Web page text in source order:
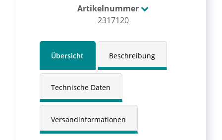
Artikelnummer
2317120
Übersicht Beschreibung
Technische Daten
Versandinformationen